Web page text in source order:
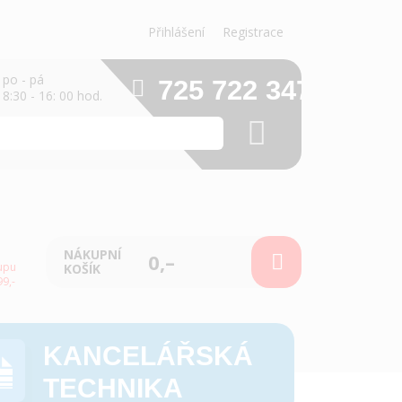
Přihlášení Registrace
po - pá
8:30 - 16: 00 hod.
725 722 347
NÁKUPNÍ
KOŠÍK
0,–
KANCELÁŘSKÁ
TECHNIKA